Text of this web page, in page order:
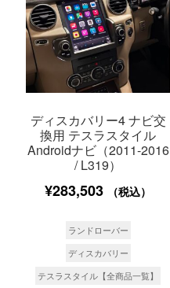
ディスカバリー4 ナビ交
換用 テスラスタイル
Androidナビ（2011-2016
/ L319）
¥283,503 （税込）
ランドローバー
ディスカバリー
テスラスタイル【全商品一覧】